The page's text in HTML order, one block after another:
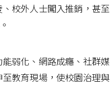
校外人士闖入推銷，甚至
弱化、網路成癮、社群媒
教育現場，使校園治理與